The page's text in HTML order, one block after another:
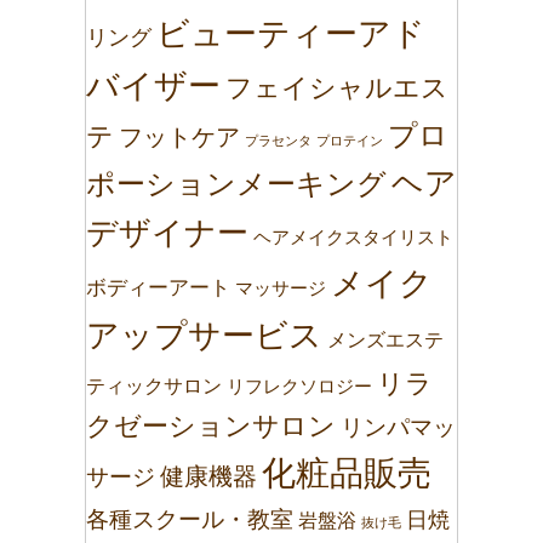
リング ビューティーアド
バイザー フェイシャルエス
テ フットケア プラセンタ プロテイン プロ
ポーションメーキングヘア
デザイナー ヘアメイクスタイリスト
ボディーアート マッサージ メイク
アップサービス
メンズエステ
ティックサロン リフレクソロジー リラ
クゼーションサロン リンパマッ
サージ 健康機器 化粧品販売
各種スクール・教室 岩盤浴 抜け毛 日焼